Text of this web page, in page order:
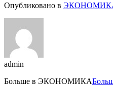
Опубликовано в
admin
Больше в ЭКОНОМИКА